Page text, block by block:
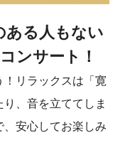
ある人もない
ンサート！
リラックスは「寛
、音を立ててしま
、安心してお楽しみ